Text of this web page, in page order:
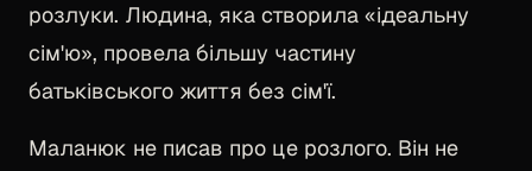
розлуки. Людина, яка створила «ідеальну
сім'ю», провела більшу частину
батьківського життя без сім'ї.
Маланюк не писав про це розлого. Він не